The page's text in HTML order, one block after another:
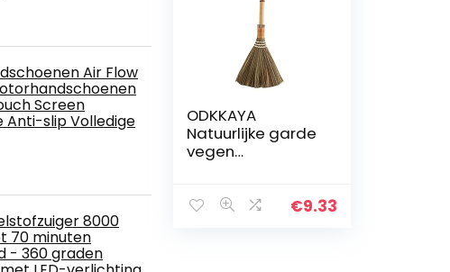
Air Flow
Screen
Anti-slip Volledige
8000
70 minuten
- 360 graden
ODKKAYA
Natuurlijke garde
vegen
bezem maïs
€9.33